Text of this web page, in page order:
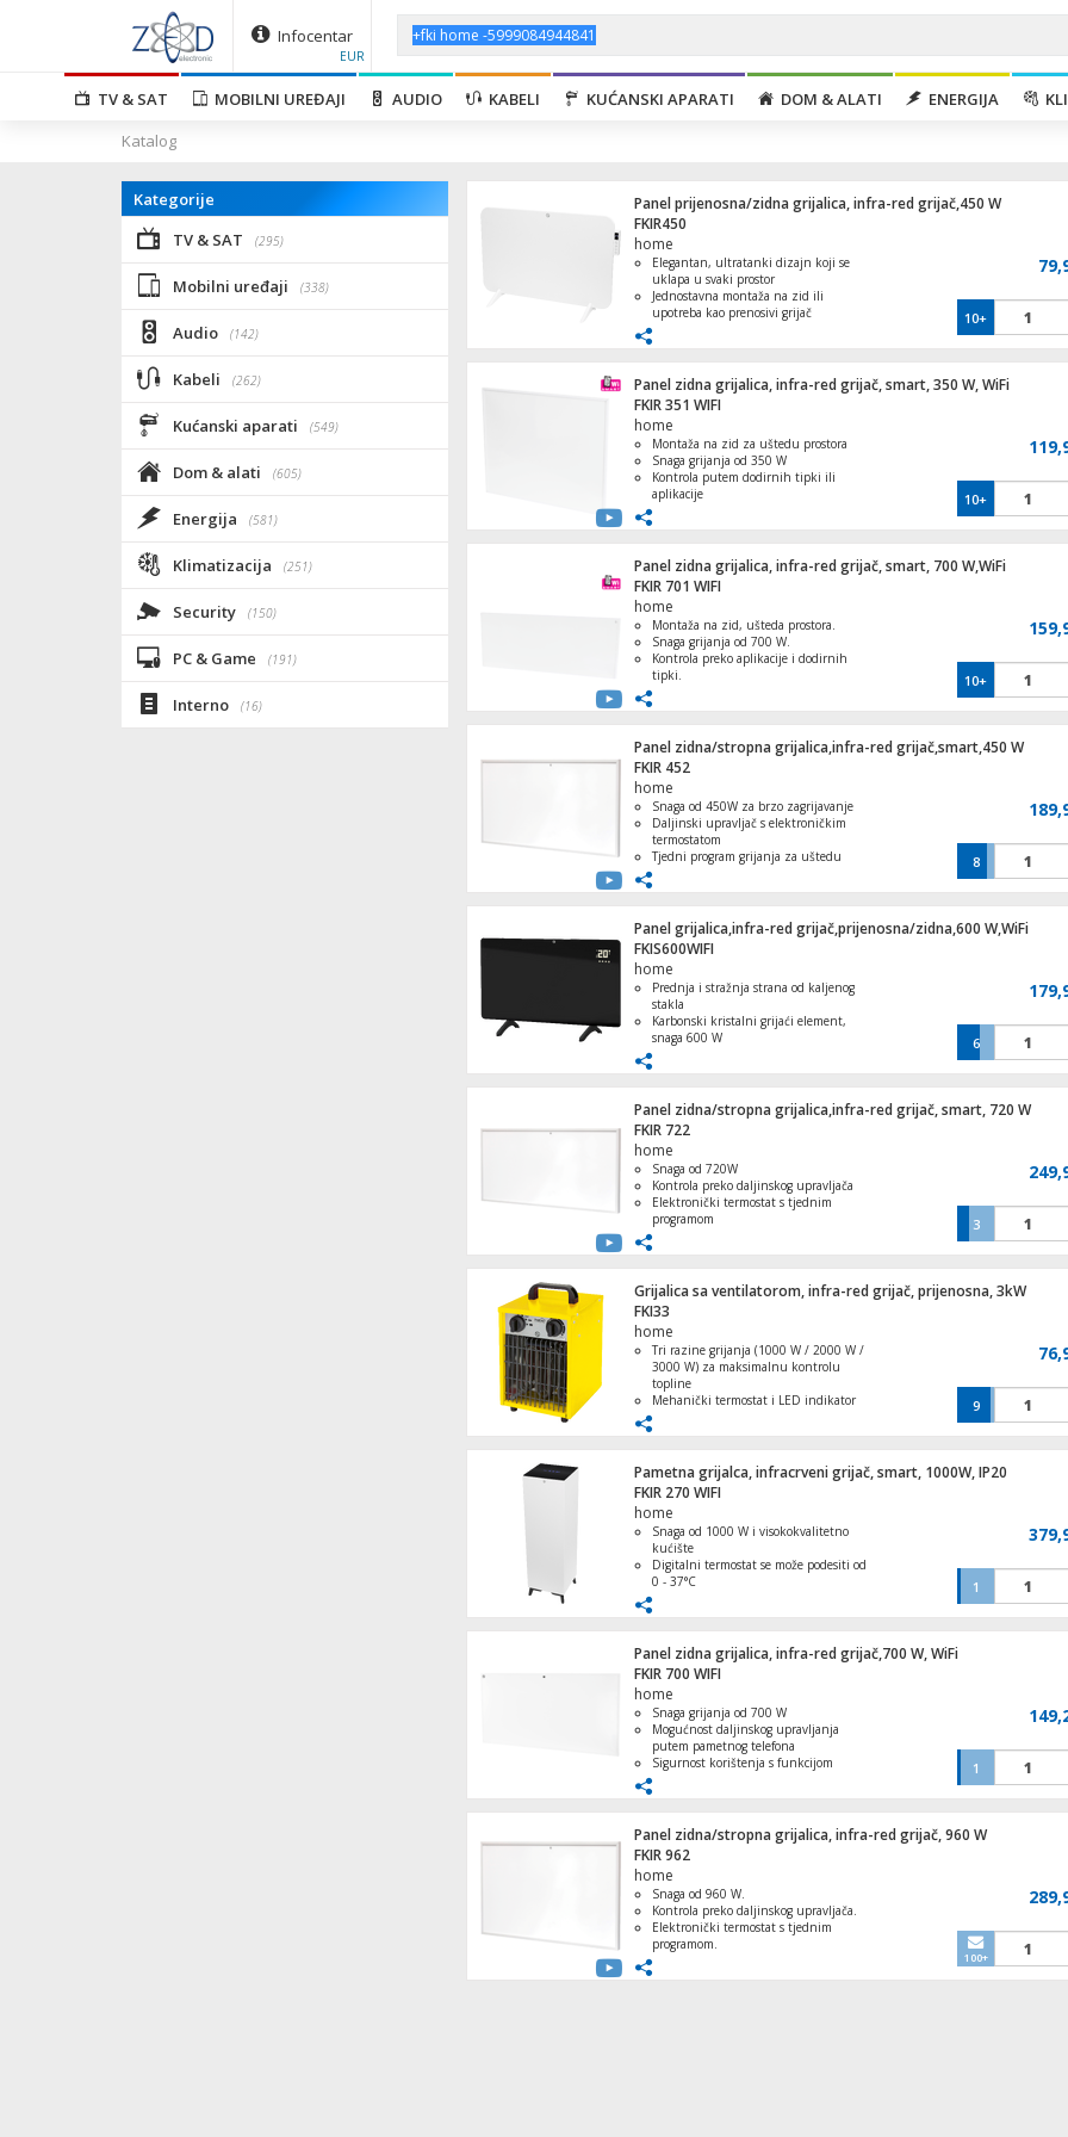
Infocentar
EUR
TV & SAT MOBILNI UREĐAJI AUDIO KABELI KUĆANSKI APARATI DOM & ALATI ENERGIJA
Katalog
Kategorije
TV & SAT
(295)
Mobilni uređaji (338)
Audio (142)
Kabeli (262)
Kućanski aparati (549)
Dom & alati (605)
Energija (581)
Klimatizacija (251)
Security (150)
PC & Game (191)
Interno (16)
Panel prijenosna/zidna grijalica, infra-red grijač,450 W
FKIR450
home
Elegantan, ultratanki dizajn koji se
uklapa u svaki prostor
Jednostavna montaža na zid ili
upotreba kao prenosivi grijač
daljinski, Wi-Fi aplikacija
Precizan digitalni termostat i ECO
režim
Tihi rad, siguran i praktičan za svaku
prostoriju
10+
Panel zidna grijalica, infra-red grijač, smart, 350 W, WiFi
FKIR 351 WIFI
home
Montaža na zid za uštedu prostora
Snaga grijanja od 350 W
Kontrola putem dodirnih tipki ili
aplikacije
Kompatibilna s Android i iOS
uređajima
10+
Panel zidna grijalica, infra-red grijač, smart, 700 W,WiFi
FKIR 701 WIFI
home
Montaža na zid, ušteda prostora.
Snaga grijanja od 700 W.
Kontrola preko aplikacije i dodirnih
tipki.
Tjedni timer, elektronički termostat,
detektor otvorenog prozora.
10+
Panel zidna/stropna grijalica,infra-red grijač,smart,450 W
FKIR 452
home
Snaga od 450W za brzo zagrijavanje
Daljinski upravljač s elektroničkim
termostatom
Tjedni program grijanja za uštedu
Automatsko isključivanje u slučaju
pregrijavanja
Kombinacija infracrvenih panela i
klasičnog načina grijanja.
8
Panel grijalica,infra-red grijač,prijenosna/zidna,600 W,WiFi
FKIS600WIFI
home
Prednja i stražnja strana od kaljenog
stakla
Karbonski kristalni grijaći element,
snaga 600 W
isključivanja)
Digitalni termostat, timer
Upravljanje: dodir, daljinski upravljač,
TUYA Wi-Fi aplikacija
6
Panel zidna/stropna grijalica,infra-red grijač, smart, 720 W
FKIR 722
home
Snaga od 720W
Kontrola preko daljinskog upravljača
Elektronički termostat s tjednim
programom
pregrijavanja
Podesiva temperatura od 0°C do 70°C
3
Grijalica sa ventilatorom, infra-red grijač, prijenosna, 3kW
FKI33
home
Tri razine grijanja (1000 W / 2000 W /
3000 W) za maksimalnu kontrolu
topline
Mehanički termostat i LED indikator
Funkcija ventilatora bez grijanja za
dodatnu praktičnost
Zaštita od pregrijavanja za pouzdan
rad
Rukohvat za prijenos omogućava brzu
fleksibilnost u prostoru
9
Pametna grijalca, infracrveni grijač, smart, 1000W, IP20
FKIR 270 WIFI
home
Snaga od 1000 W i visokokvalitetno
kućište
Digitalni termostat se može podesiti od
0 - 37°C
TUYA aplikacije
Tajmer za isključivanje može podesiti
svaki sat do 24 sata
Zaštita od pregrijavanja i prevrtanja
garantuje pouzdan rad
1
Panel zidna grijalica, infra-red grijač,700 W, WiFi
FKIR 700 WIFI
home
Snaga grijanja od 700 W
Mogućnost daljinskog upravljanja
putem pametnog telefona
Sigurnost korištenja s funkcijom
pregrijavanja
Dimenzije 1200 x 600 x 55 mm, što
omogućava montažu u malim
prostorima
Opremljen ugljičnim kristalima za
učinkovitije zagrijavanje prostora
1
Panel zidna/stropna grijalica, infra-red grijač, 960 W
FKIR 962
home
Snaga od 960 W.
Kontrola preko daljinskog upravljača.
Elektronički termostat s tjednim
programom.
automatsko isključivanje.
100+
Aparat za led - Ledomat, 1.1 lit, 10kg/24 h,
100W
Aparat za sladoled s kompresorom,
Ventilator stupni, 40W, LED zaslon, 80°
Wireless Mesh Router, Dual BAND, up to
Mbps
Telefon bežični, LCD Display
Dekorativna LED rasvjeta, ledenica
Kuhalo za vodu, zapremina 2.0 l, 1500 W